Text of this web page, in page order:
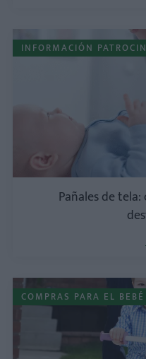
INFORMACIÓN
Pañales de
COMPRAS PARA EL BEBÉ